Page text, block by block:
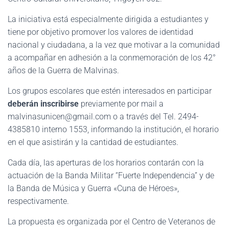
La iniciativa está especialmente dirigida a estudiantes y
tiene por objetivo promover los valores de identidad
nacional y ciudadana, a la vez que motivar a la comunidad
a acompañar en adhesión a la conmemoración de los 42°
años de la Guerra de Malvinas.
Los grupos escolares que estén interesados en participar
deberán inscribirse previamente por mail a
malvinasunicen@gmail.com o a través del Tel. 2494-
4385810 interno 1553, informando la institución, el horario
en el que asistirán y la cantidad de estudiantes.
Cada día, las aperturas de los horarios contarán con la
actuación de la Banda Militar “Fuerte Independencia” y de
la Banda de Música y Guerra «Cuna de Héroes»,
respectivamente.
La propuesta es organizada por el Centro de Veteranos de